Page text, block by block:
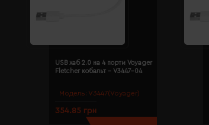
Модель: V3447(Voyager)
USB хаб 2.0 на 4 порти Voyager
Fletcher кобальт - V3447-04
354.85 грн